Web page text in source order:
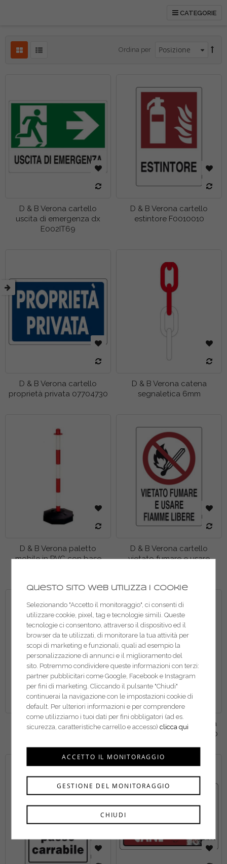
CATEGORIE
Ordina per
D & B Verona cartello
uscita di emergenza dx
E002IT69
D & B Verona cartello
estintore F0010010
D & B Verona cartello
proprietà privata 07704730
D & B Verona catena
segnaletica 6mm
D & B Verona paletto
mobile in PVC con base
D & B Verona cartello
vietato fumare e usare
D & B Verona cartello
D & B Verona cartello area
videosorvegliata 04104310
Questo sito web utilizza i cookie
Selezionando "Accetto il monitoraggio", ci consenti di
utilizzare cookie, pixel, tag e tecnologie simili. Queste
tecnologie ci consentono, attraverso il dispositivo ed il
browser da te utilizzati, di monitorare la tua attività per
scopi di marketing e funzionali, quali ad esempio la
personalizzazione di annunci e il miglioramento del
sito. Potremmo condividere queste informazioni con terzi:
partner pubblicitari come Google, Facebook e Instagram
per fini di marketing. Cliccando il pulsante "Chiudi"
continuerai la navigazione con le impostazioni cookie di
default. Per ulteriori informazioni e per comprendere
come utilizziamo i tuoi dati per fini obbligatori (ad es.
sicurezza, caratteristiche carrello e accesso)clicca qui
CHIUDI
GESTIONE DEL MONITORAGGIO
ACCETTO IL MONITORAGGIO